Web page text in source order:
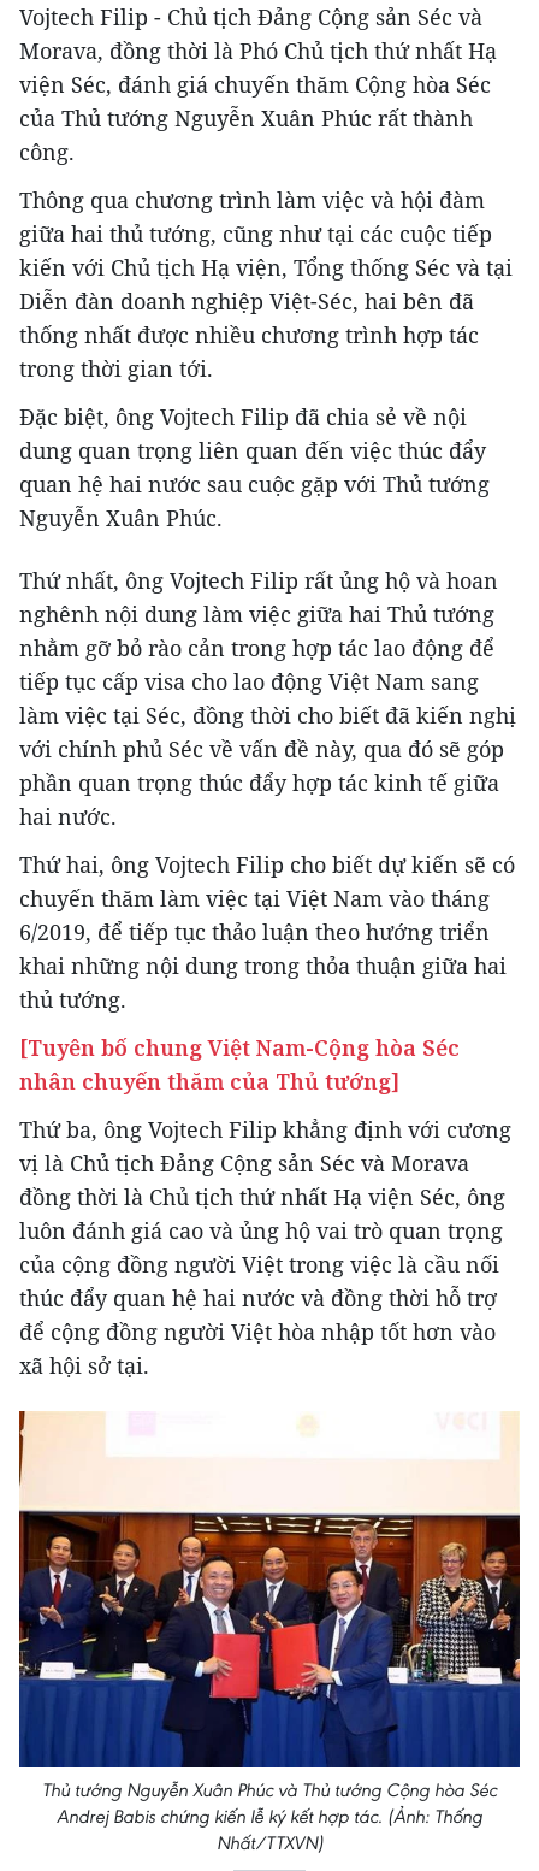
Vojtech Filip - Chủ tịch Đảng Cộng sản Séc và
Morava, đồng thời là Phó Chủ tịch thứ nhất Hạ
viện Séc, đánh giá chuyến thăm Cộng hòa Séc
của Thủ tướng Nguyễn Xuân Phúc rất thành
công.
Thông qua chương trình làm việc và hội đàm
giữa hai thủ tướng, cũng như tại các cuộc tiếp
kiến với Chủ tịch Hạ viện, Tổng thống Séc và tại
Diễn đàn doanh nghiệp Việt-Séc, hai bên đã
thống nhất được nhiều chương trình hợp tác
trong thời gian tới.
Đặc biệt, ông Vojtech Filip đã chia sẻ về nội
dung quan trọng liên quan đến việc thúc đẩy
quan hệ hai nước sau cuộc gặp với Thủ tướng
Nguyễn Xuân Phúc.
Thứ nhất, ông Vojtech Filip rất ủng hộ và hoan
nghênh nội dung làm việc giữa hai Thủ tướng
nhằm gỡ bỏ rào cản trong hợp tác lao động để
tiếp tục cấp visa cho lao động Việt Nam sang
làm việc tại Séc, đồng thời cho biết đã kiến nghị
với chính phủ Séc về vấn đề này, qua đó sẽ góp
phần quan trọng thúc đẩy hợp tác kinh tế giữa
hai nước.
Thứ hai, ông Vojtech Filip cho biết dự kiến sẽ có
chuyến thăm làm việc tại Việt Nam vào tháng
6/2019, để tiếp tục thảo luận theo hướng triển
khai những nội dung trong thỏa thuận giữa hai
thủ tướng.
[Tuyên bố chung Việt Nam-Cộng hòa Séc
nhân chuyến thăm của Thủ tướng]
Thứ ba, ông Vojtech Filip khẳng định với cương
vị là Chủ tịch Đảng Cộng sản Séc và Morava
đồng thời là Chủ tịch thứ nhất Hạ viện Séc, ông
luôn đánh giá cao và ủng hộ vai trò quan trọng
của cộng đồng người Việt trong việc là cầu nối
thúc đẩy quan hệ hai nước và đồng thời hỗ trợ
để cộng đồng người Việt hòa nhập tốt hơn vào
xã hội sở tại.
Thủ tướng Nguyễn Xuân Phúc và Thủ tướng Cộng hòa Séc
Andrej Babis chứng kiến lễ ký kết hợp tác. (Ảnh: Thống
Nhất/TTXVN)